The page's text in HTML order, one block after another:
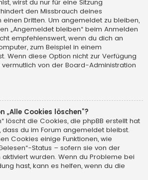
wirst du nur für eine Sitzung
den Missbrauch deines
einen Dritten. Um angemeldet zu bleiben,
„Angemeldet bleiben“ beim Anmelden
empfehlenswert, wenn du dich an
zum Beispiel in einem
Wenn diese Option nicht zur Verfügung
von der Board-Administration
„Alle Cookies löschen“?
löscht die Cookies, die phpBB erstellt hat
du im Forum angemeldet bleibst.
Cookies einige Funktionen, wie
Status – sofern sie von der
wurden. Wenn du Probleme bei
hast, kann es helfen, wenn du die